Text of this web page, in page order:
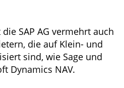
SAP AG vermehrt auch
die auf Klein- und
sind, wie Sage und
Dynamics NAV.